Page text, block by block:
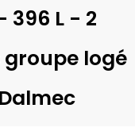
396 L - 2
logé